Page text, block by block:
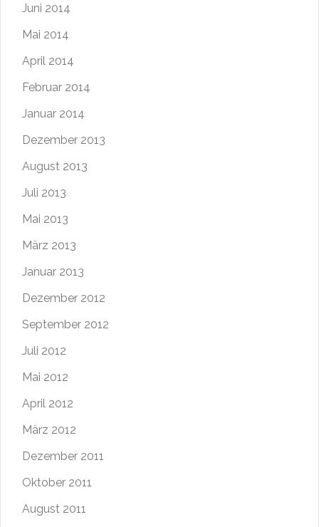
Juni 2014
Mai 2014
April 2014
Februar 2014
Januar 2014
Dezember 2013
August 2013
Juli 2013
Mai 2013
März 2013
Januar 2013
Dezember 2012
September 2012
Juli 2012
Mai 2012
April 2012
März 2012
Dezember 2011
Oktober 2011
August 2011